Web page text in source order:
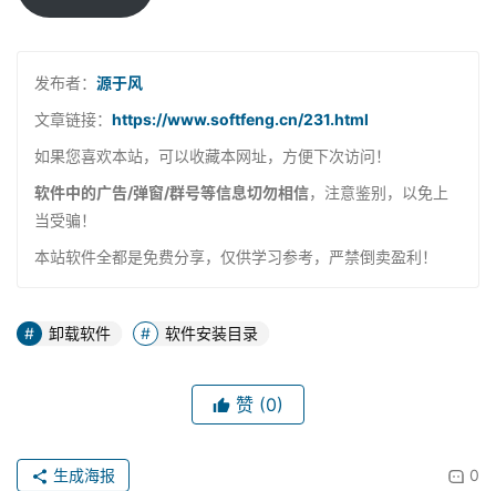
发布者： 源于风
文章链接： https://www.softfeng.cn/231.html
如果您喜欢本站，可以收藏本网址，方便下次访问！
软件中的广告/弹窗/群号等信息切勿相信，注意鉴别，以免上
当受骗！
本站软件全都是免费分享，仅供学习参考，严禁倒卖盈利！
卸载软件 软件安装目录
赞 (0)
0
生成海报